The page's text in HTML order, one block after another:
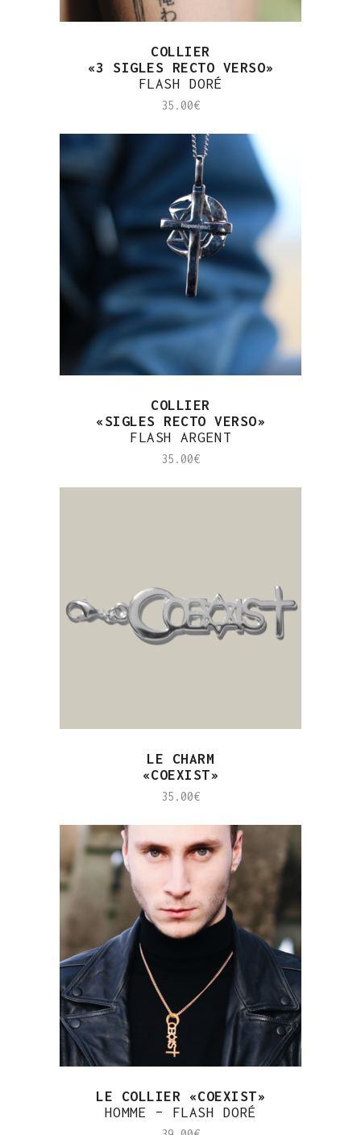
COLLIER
«3 SIGLES RECTO VERSO»
FLASH DORÉ
35.00€
COLLIER
«SIGLES RECTO VERSO»
FLASH ARGENT
35.00€
LE CHARM
«COEXIST»
35.00€
LE COLLIER «COEXIST»
HOMME – FLASH DORÉ